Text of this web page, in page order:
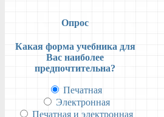
Опрос
Какая форма учебника для
Вас наиболее
предпочтительна?
Печатная
Электронная
Печатная и электронная